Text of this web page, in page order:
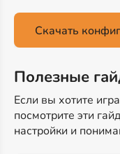
Скачать
Полезные
Если вы хотите
посмотрите эти
настройки и